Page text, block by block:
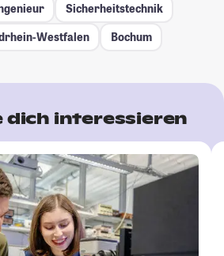
Sicherheitstechnik
Westfalen Bochum
dich interessieren